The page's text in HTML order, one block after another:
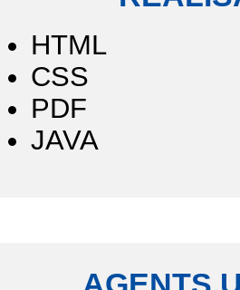
HTML
CSS
PDF
JAVA